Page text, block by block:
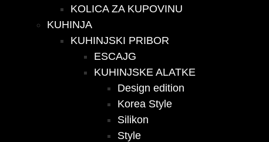
KOLICA ZA KUPOVINU
KUHINJA
KUHINJSKI PRIBOR
ESCAJG
KUHINJSKE ALATKE
Design edition
Korea Style
Silikon
Style